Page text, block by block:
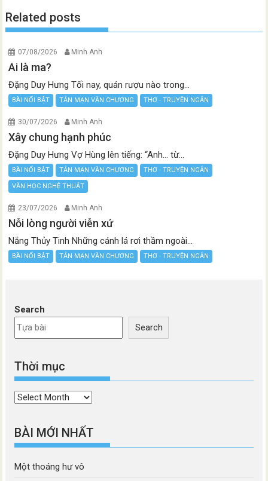
Related posts
07/08/2026 Minh Anh
Ai là ma?
Đặng Duy Hưng Tối nay, quán rượu nào trong...
BÀI NỔI BẬT TẢN MẠN VĂN CHƯƠNG THƠ - TRUYỆN NGẮN
30/07/2026 Minh Anh
Xây chung hạnh phúc
Đặng Duy Hưng Vợ Hùng lên tiếng: “Anh… từ...
BÀI NỔI BẬT TẢN MẠN VĂN CHƯƠNG THƠ - TRUYỆN NGẮN
VĂN HỌC NGHỆ THUẬT
23/07/2026 Minh Anh
Nỗi lòng người viễn xứ
Nắng Thủy Tinh Những cánh lá rơi thầm ngoài...
BÀI NỔI BẬT TẢN MẠN VĂN CHƯƠNG THƠ - TRUYỆN NGẮN
Search
Search
Thời mục
Thời
BÀI MỚI NHẤT
Một thoáng hư vô